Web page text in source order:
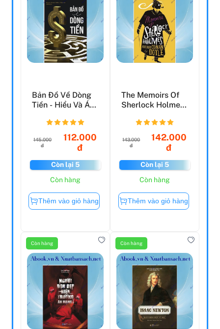
Bản Đồ Về Dòng
Tiền - Hiểu Và Áp
Toá...
145.000
đ
112.000
đ
Còn lại 5
Còn hàng
Thêm vào giỏ hàng
The Memoirs Of
Sherlock Holmes:
Dav...
143.000
đ
142.000
đ
Còn lại 5
Còn hàng
Thêm vào giỏ hàng
Còn hàng Còn hàng